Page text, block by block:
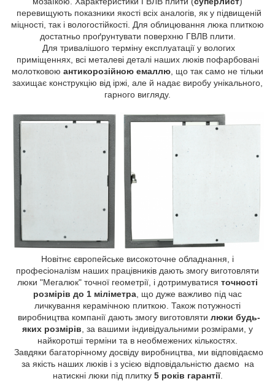
перевищують показники якості всіх аналогів, як у підвищеній
міцності, так і вологостійкості. Для облицювання люка плиткою
достатньо проґрунтувати поверхню ГВЛВ плити.
Для тривалішого терміну експлуатації у вологих
приміщеннях, всі металеві деталі наших люків пофарбовані
молотковою антикорозійною емаллю , що так само не тільки
захищає конструкцію від іржі, але й надає виробу унікального,
гарного вигляду.
Новітнє європейське високоточне обладнання, і
професіоналізм наших працівників дають змогу виготовляти
люки "Мегалюк" точної геометрії, і дотримуватися точності
розмірів до 1 міліметра , що дуже важливо під час
личкування керамічною плиткою. Також потужності
виробництва компанії дають змогу виготовляти люки будь-
яких розмірів , за вашими індивідуальними розмірами, у
найкоротші терміни та в необмежених кількостях.
Завдяки багаторічному досвіду виробництва, ми відповідаємо
за якість наших люків і з усією відповідальністю даємо на
натискні люки під плитку 5 років гарантії.